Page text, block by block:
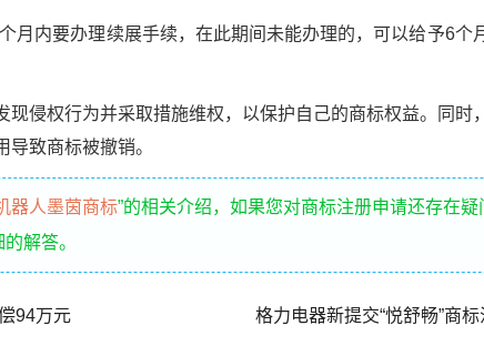
内要办理续展手续，在此期间未能办理的，可以给予6个
侵权行为并采取措施维权，以保护自己的商标权益。同时
致商标被撤销。
器人墨茵商标”的相关介绍，如果您对商标注册申请还存在疑
解答。
94万元 格力电器新提交“悦舒畅”商